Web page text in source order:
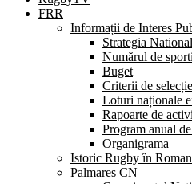
FRR
Informații de Interes
Strategia
Numărul de
Buget
Criterii de
Loturi naționale
Rapoarte de
Program anual
Organigrama
Istoric Rugby în
Palmares CN